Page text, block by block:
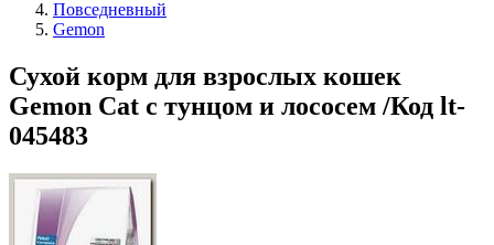
Повседневный
Gemon
Сухой корм для взрослых кошек
Gemon Cat с тунцом и лососем /Код lt-
045483